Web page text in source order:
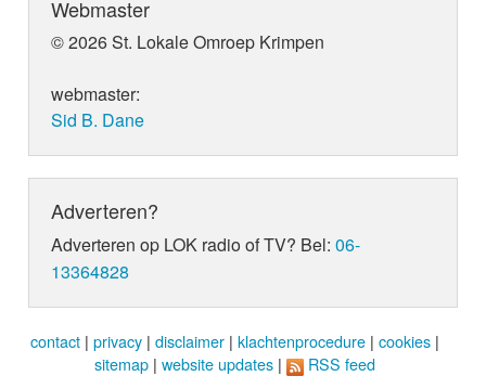
Webmaster
© 2026 St. Lokale Omroep Krimpen
webmaster:
Sid B. Dane
Adverteren?
Adverteren op LOK radio of TV? Bel:06-
13364828
contact | privacy | disclaimer | klachtenprocedure | cookies |
sitemap | website updates | RSS feed